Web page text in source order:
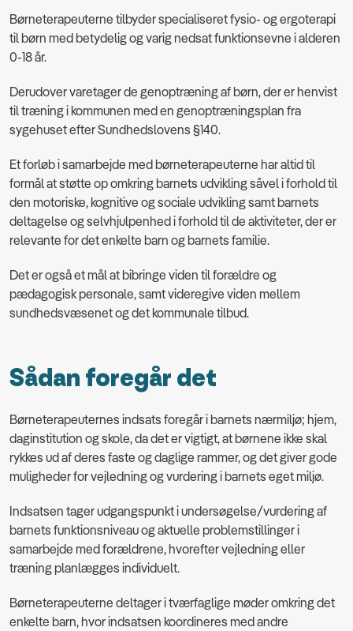
Børneterapeuterne tilbyder specialiseret fysio- og ergoterapi
til børn med betydelig og varig nedsat funktionsevne i alderen
0-18 år.
Derudover varetager de genoptræning af børn, der er henvist
til træning i kommunen med en genoptræningsplan fra
sygehuset efter Sundhedslovens §140.
Et forløb i samarbejde med børneterapeuterne har altid til
formål at støtte op omkring barnets udvikling såvel i forhold til
den motoriske, kognitive og sociale udvikling samt barnets
deltagelse og selvhjulpenhed i forhold til de aktiviteter, der er
relevante for det enkelte barn og barnets familie.
Det er også et mål at bibringe viden til forældre og
pædagogisk personale, samt videregive viden mellem
sundhedsvæsenet og det kommunale tilbud.
Sådan foregår det
Børneterapeuternes indsats foregår i barnets nærmiljø; hjem,
daginstitution og skole, da det er vigtigt, at børnene ikke skal
rykkes ud af deres faste og daglige rammer, og det giver gode
muligheder for vejledning og vurdering i barnets eget miljø.
Indsatsen tager udgangspunkt i undersøgelse/vurdering af
barnets funktionsniveau og aktuelle problemstillinger i
samarbejde med forældrene, hvorefter vejledning eller
træning planlægges individuelt.
Børneterapeuterne deltager i tværfaglige møder omkring det
enkelte barn, hvor indsatsen koordineres med andre